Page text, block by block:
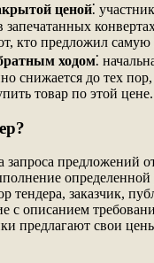
ценой⁚
запечатанных
кто предложил
ходом⁚
снижается до тех
товар по этой цене.
запроса предложений
тендера, заказчик,
с описанием
предлагают свои